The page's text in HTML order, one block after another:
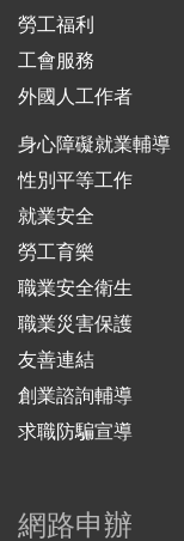
勞工福利
工會服務
外國人工作者
身心障礙就業輔導
性別平等工作
就業安全
勞工育樂
職業安全衛生
職業災害保護
友善連結
創業諮詢輔導
求職防騙宣導
網路申辦